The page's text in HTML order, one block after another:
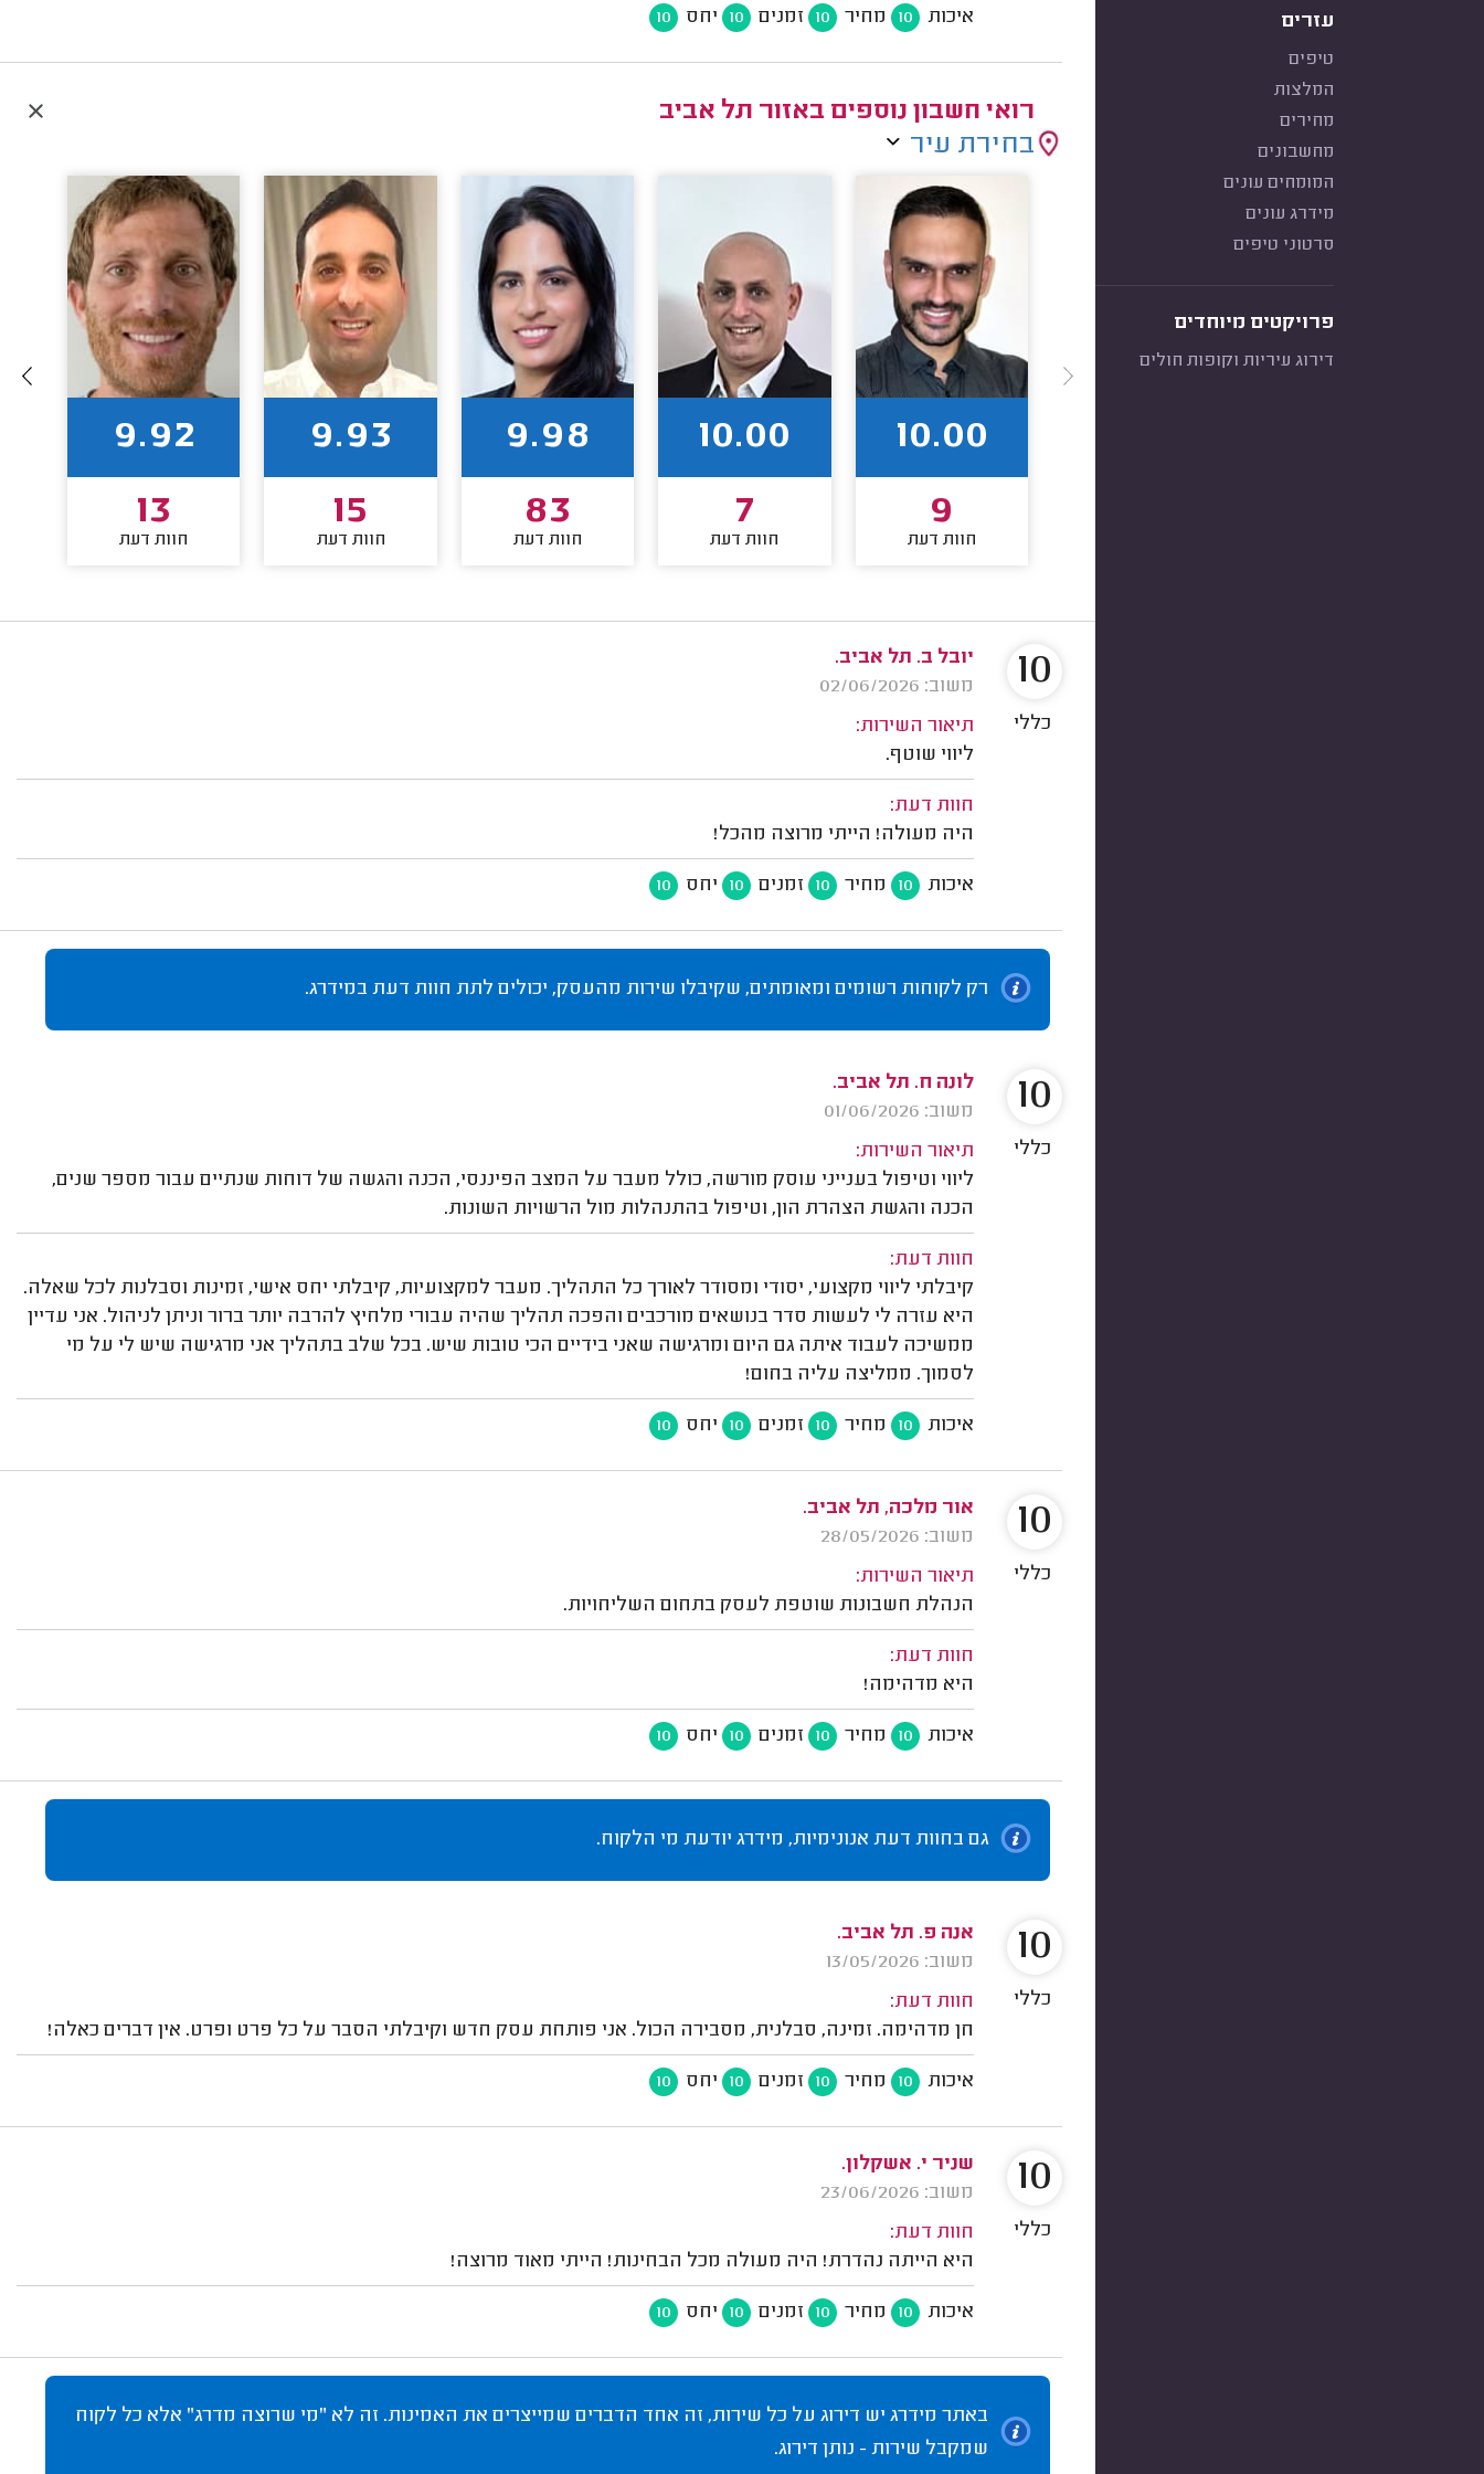
עזרים
טיפים
המלצות
מחירים
מחשבונים
המומחים עונים
מידרג עונים
סרטוני טיפים
פרויקטים מיוחדים
דירוג עיריות וקופות חולים
איכות 10 מחיר 10 זמנים 10 יחס 10
רואי חשבון נוספים באזור תל אביב
בחירת עיר
10.00
9
חוות דעת
10.00
7
חוות דעת
9.98
83
חוות דעת
9.93
15
חוות דעת
9.92
13
חוות דעת
יובל ב. תל אביב.
משוב: 02/06/2026
תיאור השירות:
ליווי שוטף.
חוות דעת:
היה מעולה! הייתי מרוצה מהכל!
איכות 10 מחיר 10 זמנים 10 יחס 10
10
כללי
רק לקוחות רשומים ומאומתים, שקיבלו שירות מהעסק, יכולים לתת חוות דעת במידרג.
לונה ח. תל אביב.
משוב: 01/06/2026
תיאור השירות:
ליווי וטיפול בענייני עוסק מורשה, כולל מעבר על המצב הפיננסי, הכנה והגשה של דוחות שנתיים עבור מספר שנים,
הכנה והגשת הצהרת הון, וטיפול בהתנהלות מול הרשויות השונות.
חוות דעת:
קיבלתי ליווי מקצועי, יסודי ומסודר לאורך כל התהליך. מעבר למקצועיות, קיבלתי יחס אישי, זמינות וסבלנות לכל שאלה.
היא עזרה לי לעשות סדר בנושאים מורכבים והפכה תהליך שהיה עבורי מלחיץ להרבה יותר ברור וניתן לניהול. אני עדיין
ממשיכה לעבוד איתה גם היום ומרגישה שאני בידיים הכי טובות שיש. בכל שלב בתהליך אני מרגישה שיש לי על מי
לסמוך. ממליצה עליה בחום!
איכות 10 מחיר 10 זמנים 10 יחס 10
10
כללי
אור מלכה, תל אביב.
משוב: 28/05/2026
תיאור השירות:
הנהלת חשבונות שוטפת לעסק בתחום השליחויות.
חוות דעת:
היא מדהימה!
איכות 10 מחיר 10 זמנים 10 יחס 10
10
כללי
גם בחוות דעת אנונימיות, מידרג יודעת מי הלקוח.
אנה פ. תל אביב.
משוב: 13/05/2026
חוות דעת:
חן מדהימה. זמינה, סבלנית, מסבירה הכול. אני פותחת עסק חדש וקיבלתי הסבר על כל פרט ופרט. אין דברים כאלה!
איכות 10 מחיר 10 זמנים 10 יחס 10
10
כללי
שניר י. אשקלון.
משוב: 23/06/2026
חוות דעת:
היא הייתה נהדרת! היה מעולה מכל הבחינות! הייתי מאוד מרוצה!
איכות 10 מחיר 10 זמנים 10 יחס 10
10
כללי
באתר מידרג יש דירוג על כל שירות, זה אחד הדברים שמייצרים את האמינות. זה לא "מי שרוצה מדרג" אלא כל לקוח
שמקבל שירות - נותן דירוג.